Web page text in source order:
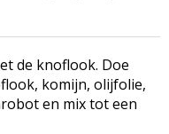
de knoflook. Doe
komijn, olijfolie,
en mix tot een